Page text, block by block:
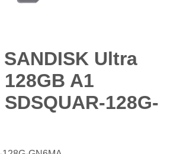
Ultra
A1
128G-